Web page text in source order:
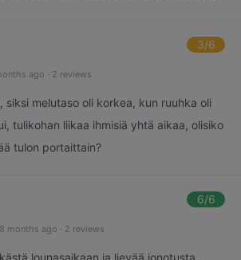
3/6
ago · 2 reviews
siksi melutaso oli korkea, kun ruuhka oli
tulikohan liikaa ihmisiä yhtä aikaa, olisiko
tulon portaittain?
6/6
8 months ago · 2 reviews
lounasaikaan ja lievää jonotusta,